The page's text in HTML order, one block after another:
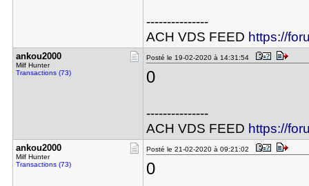
---------------
ACH VDS FEED https://
ankou2000
Milf Hunter
Transactions (73)
Posté le 19-02-2020 à 14:31:54
0
---------------
ACH VDS FEED https://
ankou2000
Milf Hunter
Transactions (73)
Posté le 21-02-2020 à 09:21:02
0